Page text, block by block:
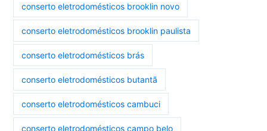
conserto eletrodomésticos brooklin novo
conserto eletrodomésticos brooklin paulista
conserto eletrodomésticos brás
conserto eletrodomésticos butantã
conserto eletrodomésticos cambuci
conserto eletrodomésticos campo belo